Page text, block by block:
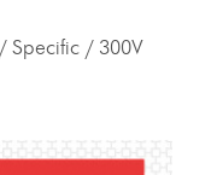
Specific / 300V